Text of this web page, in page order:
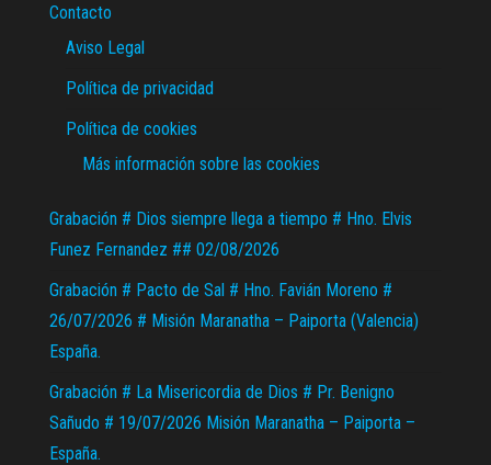
Contacto
Aviso Legal
Política de privacidad
Política de cookies
Más información sobre las cookies
Grabación # Dios siempre llega a tiempo # Hno. Elvis
Funez Fernandez ## 02/08/2026
Grabación # Pacto de Sal # Hno. Favián Moreno #
26/07/2026 # Misión Maranatha – Paiporta (Valencia)
España.
Grabación # La Misericordia de Dios # Pr. Benigno
Sañudo # 19/07/2026 Misión Maranatha – Paiporta –
España.